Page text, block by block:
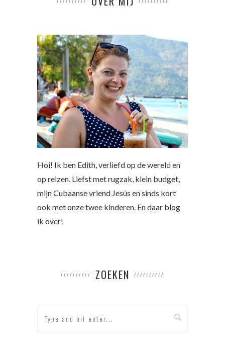
Hoi! Ik ben Edith, verliefd op de wereld en
op reizen. Liefst met rugzak, klein budget,
mijn Cubaanse vriend Jesús en sinds kort
ook met onze twee kinderen. En daar blog
ik over!
ZOEKEN